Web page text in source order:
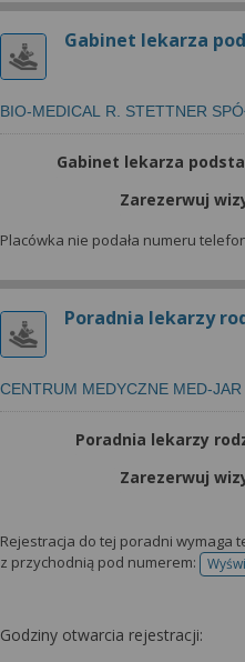
Gabinet lekarza
BIO-MEDICAL R. STETTNER
Gabinet lekarza
Zarezerwuj
Placówka nie podała numeru
Poradnia lekarzy
CENTRUM MEDYCZNE MED-JAR
Poradnia lekarzy
Zarezerwuj
Rejestracja do tej poradni wymaga
z przychodnią pod numerem:
Godziny otwarcia rejestracji: